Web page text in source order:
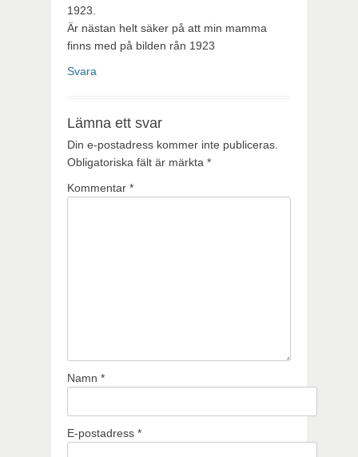
1923.
Är nästan helt säker på att min mamma
finns med på bilden rån 1923
Svara
Lämna ett svar
Din e-postadress kommer inte publiceras.
Obligatoriska fält är märkta *
Kommentar *
Namn *
E-postadress *